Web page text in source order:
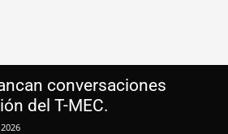
conversaciones
del T-MEC.